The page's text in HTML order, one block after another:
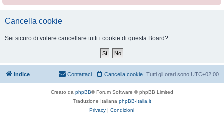
Cancella cookie
Sei sicuro di volere cancellare tutti i cookie di questa Board?
Indice Tutti gli orari sono UTC+02:00
Cancella cookie
Contattaci
Creato da phpBB® Forum Software © phpBB Limited
Traduzione Italiana phpBB-Italia.it
Privacy | Condizioni